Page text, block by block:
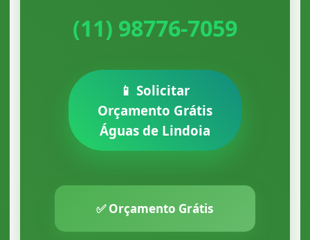
(11) 98776-7059
📱 Solicitar
Orçamento Grátis
Águas de Lindoia
✅ Orçamento Grátis